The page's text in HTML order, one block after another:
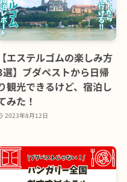
【エステルゴムの楽しみ方
】ブダペストから日帰
観光できるけど、宿泊し
みた！
2023年8月12日